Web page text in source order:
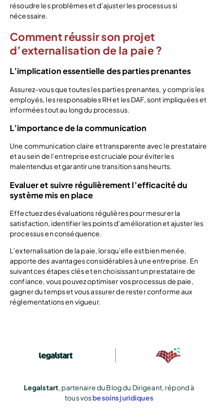
résoudre les problèmes et d’ajuster les processus si
nécessaire.
Comment réussir son projet
d’externalisation de la paie ?
L’implication essentielle des parties prenantes
Assurez-vous que toutes les parties prenantes, y compris les
employés, les responsables RH et les DAF, sont impliquées et
informées tout au long du processus.
L’importance de la communication
Une communication claire et transparente avec le prestataire
et au sein de l’entreprise est cruciale pour éviter les
malentendus et garantir une transition sans heurts.
Evaluer et suivre régulièrement l’efficacité du
système mis en place
Effectuez des évaluations régulières pour mesurer la
satisfaction, identifier les points d’amélioration et ajuster les
processus en conséquence.
L’externalisation de la paie, lorsqu’elle est bien menée,
apporte des avantages considérables à une entreprise. En
suivant ces étapes clés et en choisissant un prestataire de
confiance, vous pouvez optimiser vos processus de paie,
gagner du temps et vous assurer de rester conforme aux
réglementations en vigueur.
Legalstart, partenaire du Blog du Dirigeant, répond à
tous vosbesoins juridiques